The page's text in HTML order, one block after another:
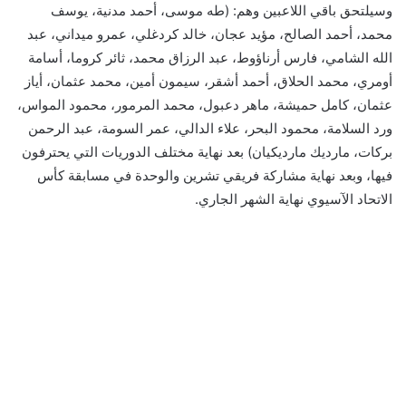
وسيلتحق باقي اللاعبين وهم: (طه موسى، أحمد مدنية، يوسف
محمد، أحمد الصالح، مؤيد عجان، خالد كردغلي، عمرو ميداني، عبد
الله الشامي، فارس أرناؤوط، عبد الرزاق محمد، ثائر كروما، أسامة
أومري، محمد الحلاق، أحمد أشقر، سيمون أمين، محمد عثمان، أياز
عثمان، كامل حميشة، ماهر دعبول، محمد المرمور، محمود المواس،
ورد السلامة، محمود البحر، علاء الدالي، عمر السومة، عبد الرحمن
بركات، مارديك مارديكيان) بعد نهاية مختلف الدوريات التي يحترفون
فيها، وبعد نهاية مشاركة فريقي تشرين والوحدة في مسابقة كأس
الاتحاد الآسيوي نهاية الشهر الجاري.